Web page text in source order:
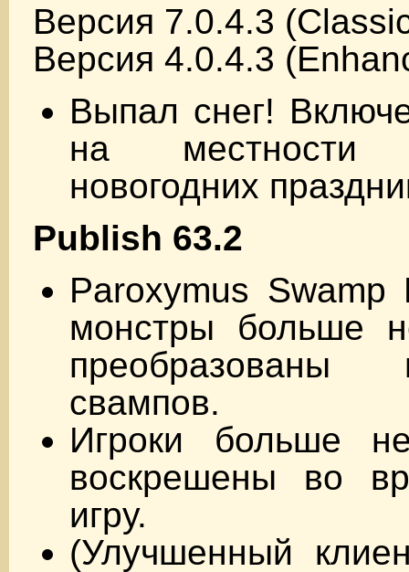
Версия 7.0.4.3
Версия 4.0.4.3
Выпал снег!
на
новогодних
Publish 63.2
Paroxymus Swamp
монстры больше
свампов.
Игроки больше
воскрешены во
игру.
(Улучшенный